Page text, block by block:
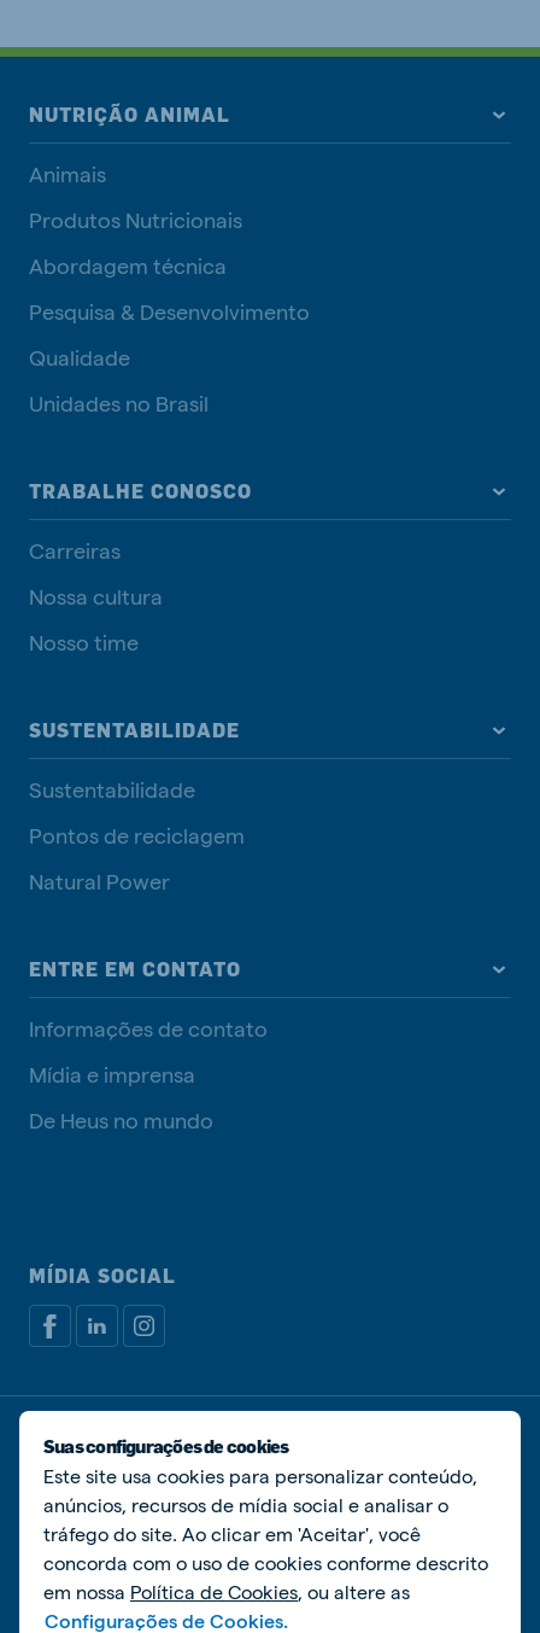
NUTRIÇÃO ANIMAL
Animais
Produtos Nutricionais
Abordagem técnica
Pesquisa & Desenvolvimento
Qualidade
Unidades no Brasil
TRABALHE CONOSCO
Carreiras
Nossa cultura
Nosso time
SUSTENTABILIDADE
Sustentabilidade
Pontos de reciclagem
Natural Power
ENTRE EM CONTATO
Informações de contato
Mídia e imprensa
De Heus no mundo
MÍDIA SOCIAL
Política de privacidadePolítica de cookies
Gerenciar cookies
© De Heus Nutrição Animal
Suas configurações de cookies
Este site usa cookies para personalizar conteúdo,
anúncios, recursos de mídia social e analisar o
tráfego do site. Ao clicar em 'Aceitar', você
concorda com o uso de cookies conforme descrito
em nossa Política de Cookies, ou altere as
Configurações de Cookies.